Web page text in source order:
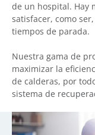
de un hospital. Hay
satisfacer, como
tiempos de parada.
Nuestra gama de
maximizar la
de calderas, por
sistema de